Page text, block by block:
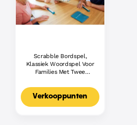
Scrabble Bordspel,
Klassiek Woordspel Voor
Families Met Twee
Voor 2-4 Spelers,
Nederlandse Editie
Verkooppunten